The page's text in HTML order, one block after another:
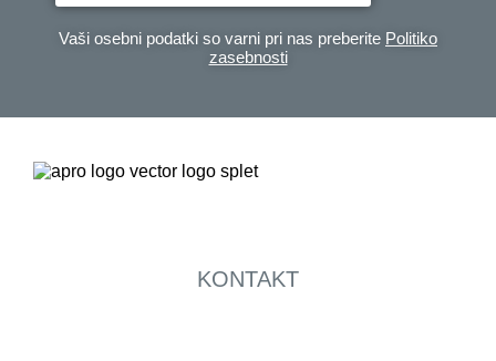
Vaši osebni podatki so varni pri nas preberite Politiko
zasebnosti
KONTAKT